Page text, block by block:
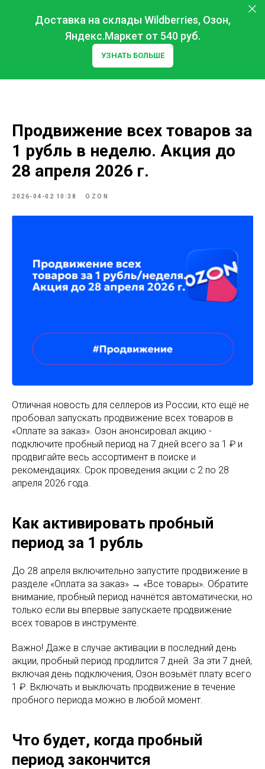
Доставка на склады Wildberries, Озон,
Яндекс.Маркет от 540 руб.
УЗНАТЬ БОЛЬШЕ
Продвижение всех товаров за
1 рубль в неделю. Акция до
28 апреля 2026 г.
2026-04-02 10:38 OZON
Отличная новость для селлеров из России, кто ещё не
пробовал запускать продвижение всех товаров в
«Оплате за заказ». Озон анонсировал акцию -
подключите пробный период на 7 дней всего за 1 ₽ и
продвигайте весь ассортимент в поиске и
рекомендациях. Срок проведения акции с 2 по 28
апреля 2026 года.
Как активировать пробный
период за 1 рубль
До 28 апреля включительно запустите продвижение в
разделе «Оплата за заказ» → «Все товары». Обратите
внимание, пробный период начнётся автоматически, но
только если вы впервые запускаете продвижение
всех товаров в инструменте.
Важно! Даже в случае активации в последний день
акции, пробный период продлится 7 дней. За эти 7 дней,
включая день подключения, Озон возьмёт плату всего
1 ₽. Включать и выключать продвижение в течение
пробного периода можно в любой момент.
Что будет, когда пробный
период закончится